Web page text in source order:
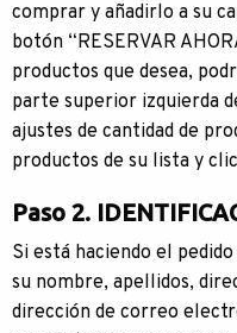
comprar y añadirlo a su
botón “RESERVAR
productos que desea,
parte superior izquierda
ajustes de cantidad de
productos de su lista y
Paso 2.
Si está haciendo el
su nombre, apellidos,
dirección de correo